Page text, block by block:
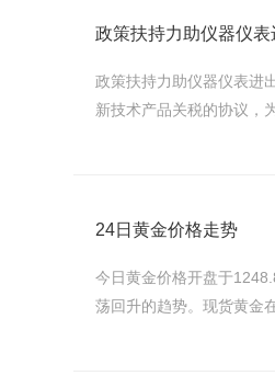
政策扶持力助仪器仪
政策扶持力助仪器仪表进
新技术产品关税的协议，
24日黄金价格走势
今日黄金价格开盘于
荡回升的趋势。现货黄金